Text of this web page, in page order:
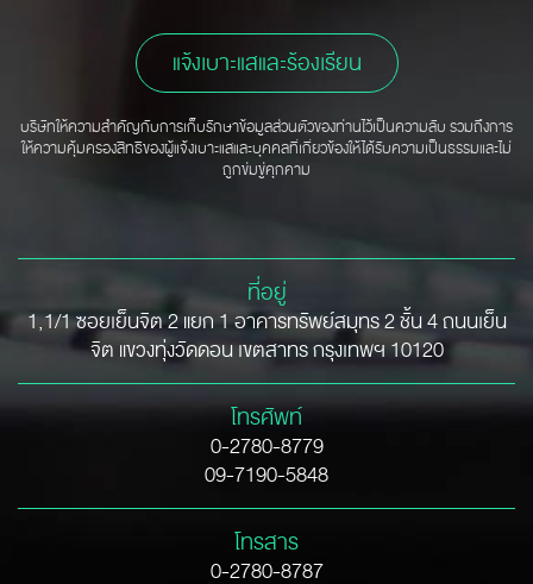
แจ้งเบาะแสและร้องเรียน
บริษัทให้ความสำคัญกับการเก็บรักษาข้อมูลส่วนตัวของท่านไว้เป็นความลับ รวมถึงการ
ให้ความคุ้มครองสิทธิของผู้แจ้งเบาะแสและบุคคลที่เกี่ยวข้องให้ได้รับความเป็นธรรมและไม่
ถูกข่มขู่คุกคาม
ที่อยู่
1,1/1 ซอยเย็นจิต 2 แยก 1 อาคารทรัพย์สมุทร 2 ชั้น 4 ถนนเย็น
จิต แขวงทุ่งวัดดอน เขตสาทร กรุงเทพฯ 10120
โทรศัพท์
0-2780-8779
09-7190-5848
โทรสาร
0-2780-8787